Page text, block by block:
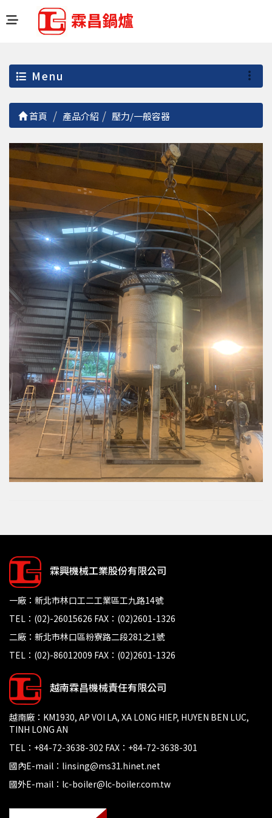
Menu
首頁 產品介紹 壓力/一般容器
霖興機械工業股份有限公司
一廠：新北市林口工二工業區工九路14號
TEL：(02)-26015626 FAX：(02)2601-1326
二廠：新北市林口區粉寮路二段281之1號
TEL：(02)-86012009 FAX：(02)2601-1326
越南霖昌機械責任有限公司
越南廠：KM1930, AP VOI LA, XA LONG HIEP, HUYEN BEN LUC,
TINH LONG AN
TEL：+84-72-3638-302 FAX：+84-72-3638-301
國內E-mail：linsing@ms31.hinet.net
國外E-mail：lc-boiler@lc-boiler.com.tw